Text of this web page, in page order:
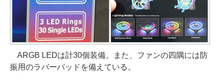
ARGB LEDは計30個装備。また、ファンの四隅には防
振用のラバーパッドを備えている。